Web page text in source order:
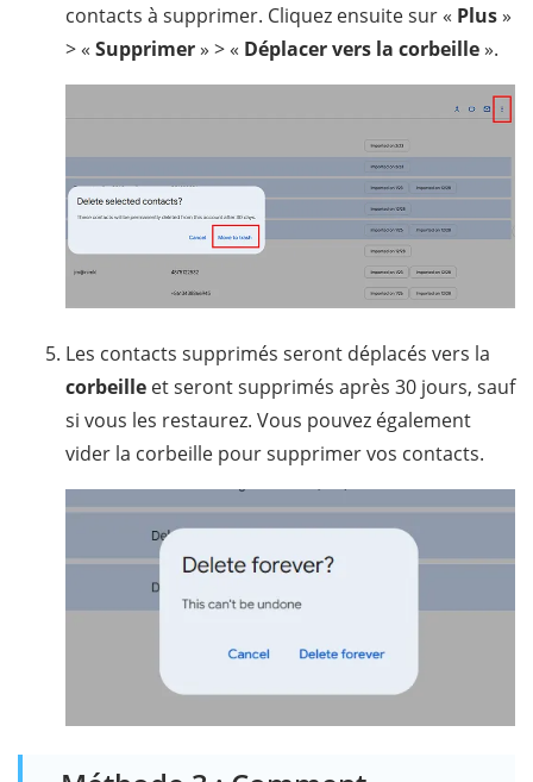
contacts à supprimer. Cliquez ensuite sur « Plus»
> « Supprimer» > « Déplacer vers la corbeille».
Les contacts supprimés seront déplacés vers la
corbeille et seront supprimés après 30 jours, sauf
si vous les restaurez. Vous pouvez également
vider la corbeille pour supprimer vos contacts.